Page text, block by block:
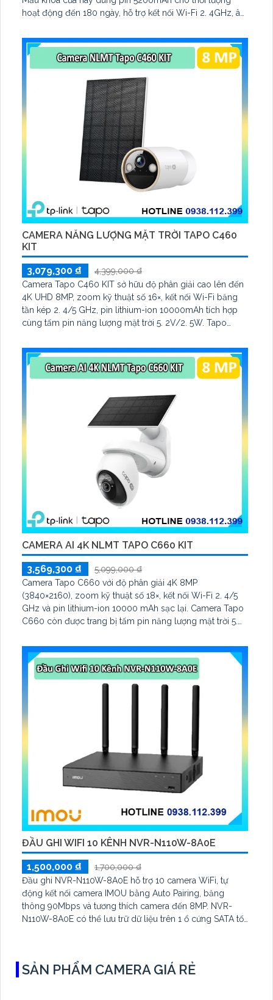
hoạt động đến 180 ngày, hỗ trợ kết nối Wi-Fi 2. 4GHz, âm
CAMERA NĂNG LƯỢNG MẶT TRỜI TAPO C460
KIT
3,079,300 ₫
4,399,000 ₫
Camera Tapo C460 KIT sở hữu độ phân giải cao lên đến
4K UHD 8MP, zoom kỹ thuật số 16×, kết nối Wi-Fi băng
tần kép 2. 4/5 GHz, pin lithium-ion 10000mAh tích hợp
cùng tấm pin năng lượng mặt trời 5. 2V/2. 5W. Tapo
biến Starlight, tầm nhìn lên đến 15 m
CAMERA AI 4K NLMT TAPO C660 KIT
3,569,300 ₫
5,099,000 ₫
Camera Tapo C660 với độ phân giải 4K 8MP
(3840×2160), zoom kỹ thuật số 18×, kết nối Wi-Fi 2. 4/5
GHz và pin lithium-ion 10000 mAh sạc lại. Camera Tapo
C660 còn được trang bị tấm pin năng lượng mặt trời 5.
tiện, lưu trữ thẻ microSD tối đa 512 GB
ĐẦU GHI WIFI 10 KÊNH NVR-N110W-8A0E
1,500,000 ₫
1,700,000 ₫
Đầu ghi NVR-N110W-8A0E hỗ trợ 10 camera WiFi, tự
động kết nối camera IMOU bằng Auto Pairing, băng
thông 90Mbps và tương thích camera đến 8MP. NVR-
N110W-8A0E có thể lưu trữ dữ liệu trên 1 ổ cứng SATA tối
SẢN PHẨM CAMERA GIÁ RẺ